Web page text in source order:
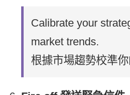
Calibrate your
market trends.
根據市場趨勢校準你